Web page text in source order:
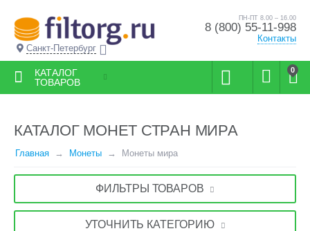
Санкт-Петербург
ПН-ПТ 8.00 – 16.00
8 (800) 55-11-998
Контакты
0
КАТАЛОГ
ТОВАРОВ
КАТАЛОГ МОНЕТ СТРАН МИРА
Главная Монеты Монеты мира
ФИЛЬТРЫ ТОВАРОВ
УТОЧНИТЬ КАТЕГОРИЮ